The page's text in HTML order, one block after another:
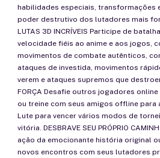
habilidades especiais, transformações
poder destrutivo dos lutadores mais
LUTAS 3D INCRÍVEIS Participe de
velocidade fiéis ao anime e aos jogos,
movimentos de combate autênticos,
ataques de investida, movimentos
verem e ataques supremos que
FORÇA Desafie outros jogadores
ou treine com seus amigos offline para
Lute para vencer vários modos de
vitória. DESBRAVE SEU PRÓPRIO
ação da emocionante história original
novos encontros com seus lutadores